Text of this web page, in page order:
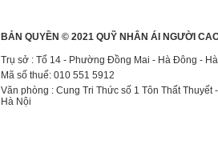
BẢN QUYỀN © 2021 QUỸ NHÂN ÁI NGƯỜI
Trụ sở : Tổ 14 - Phường Đồng Mai - Hà Đông -
Mã số thuế: 010 551 5912
Văn phòng : Cung Tri Thức số 1 Tôn Thất Thuyết
Hà Nội